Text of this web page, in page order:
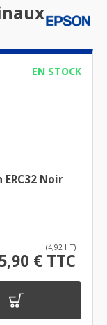
EN STOCK
Noir
(4,92 HT)
€ TTC